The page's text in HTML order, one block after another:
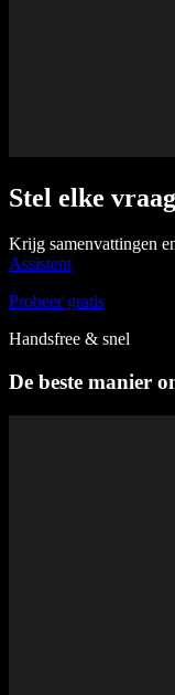
Stel elke
Krijg samenvattingen
Assistent
Probeer gratis
Handsfree & snel
De beste manier